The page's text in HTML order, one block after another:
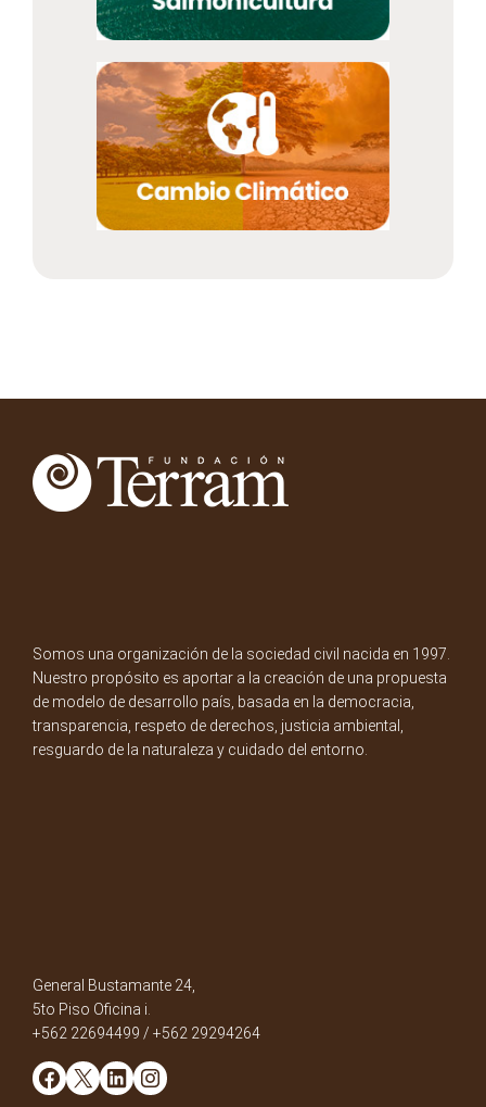
Somos una organización de la sociedad civil nacida en 1997.
Nuestro propósito es aportar a la creación de una propuesta
de modelo de desarrollo país, basada en la democracia,
transparencia, respeto de derechos, justicia ambiental,
resguardo de la naturaleza y cuidado del entorno.
General Bustamante 24,
5to Piso Oficina i.
+562 22694499 / +562 29294264